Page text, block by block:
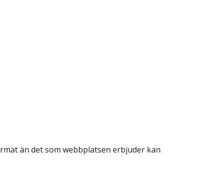
än det som webbplatsen erbjuder kan